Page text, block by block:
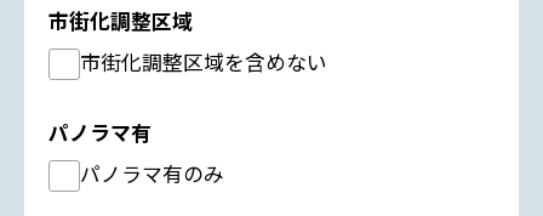
市街化調整区域
市街化調整区域を含めない
パノラマ有
パノラマ有のみ